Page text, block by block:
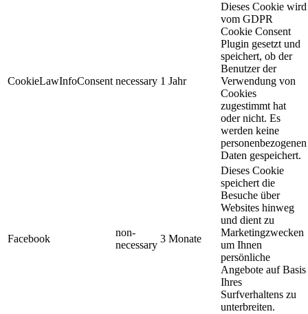
CookieLawInfoConsent necessary 1 Jahr
Dieses Cookie wird
vom GDPR
Cookie Consent
Plugin gesetzt und
speichert, ob der
Benutzer der
Verwendung von
Cookies
zugestimmt hat
oder nicht. Es
werden keine
personenbezogenen
Daten gespeichert.
Facebook
non-
necessary
3 Monate
Dieses Cookie
speichert die
Besuche über
Websites hinweg
und dient zu
Marketingzwecken
um Ihnen
persönliche
Angebote auf Basis
Ihres
Surfverhaltens zu
unterbreiten.